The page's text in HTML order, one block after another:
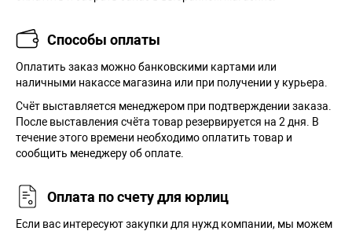
Способы оплаты
Оплатить заказ можно банковскими картами или
наличными накассе магазина или при получении у курьера.
Cчёт выставляется менеджером при подтверждении заказа.
После выставления счёта товар резервируется на 2 дня. В
течение этого времени необходимо оплатить товар и
сообщить менеджеру об оплате.
Оплата по счету для юрлиц
Если вас интересуют закупки для нужд компании, мы можем